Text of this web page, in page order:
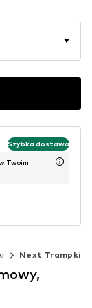
Szybka dostawa
Twoim
Next Trampki